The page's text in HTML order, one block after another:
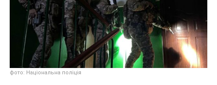
фото: Національна поліція